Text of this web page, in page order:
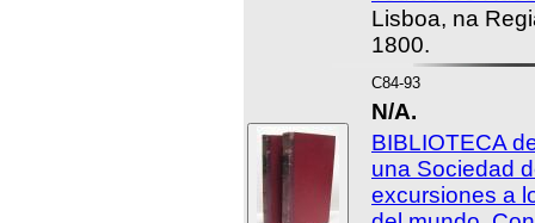
Lisboa, na
1800.
C84-93
N/A.
BIBLIOTECA
una Sociedad
excursiones a